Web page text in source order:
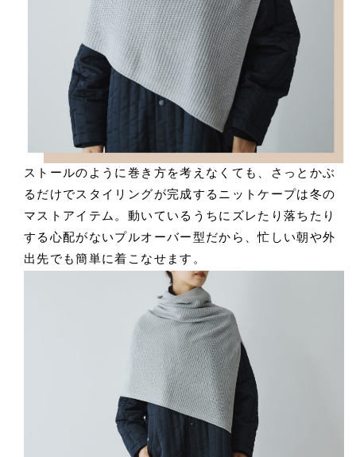
ストールのように巻き方を考えなくても、さっとかぶ
るだけでスタイリングが完成するニットケープは冬の
マストアイテム。動いているうちにズレたり落ちたり
する心配がないプルオーバー型だから、忙しい朝や外
出先でも簡単に着こなせます。